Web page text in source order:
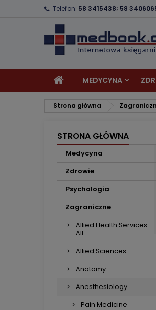
Telefon: 58 3415438; 58
MEDYCYNA
Strona główna
STRONA GŁÓWNA
Medycyna
Zdrowie
Psychologia
Zagraniczne
Allied Health Services
All
Allied Sciences
Anatomy
Anesthesiology
Pain Medicine